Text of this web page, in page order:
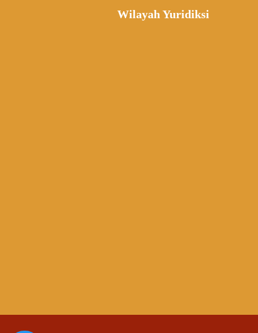
Wilayah Yuridiksi